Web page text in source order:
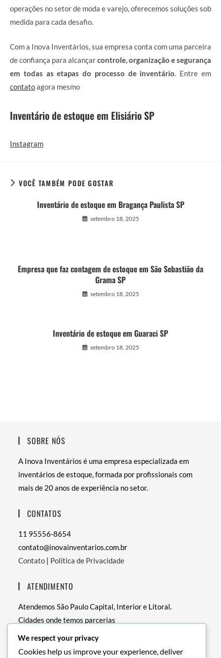
operações no setor de moda e varejo, oferecemos soluções sob
medida para cada desafio.
Com a Inova Inventários, sua empresa conta com uma parceira
de confiança para alcançarcontrole, organização e segurança
em todas as etapas do processo de inventário . Entre em
contatoagora mesmo
Inventário de estoque em Elisiário SP
Instagram
VOCÊ TAMBÉM PODE GOSTAR
Inventário de estoque em Bragança Paulista SP
setembro 18, 2025
Empresa que faz contagem de estoque em São Sebastião da
Grama SP
setembro 18, 2025
Inventário de estoque em Guaraci SP
setembro 18, 2025
SOBRE NÓS
A Inova Inventários é uma empresa especializada em
inventários de estoque, formada por profissionais com
mais de 20 anos de experiência no setor.
CONTATOS
11 95556-8654
contato@inovainventarios.com.br
Contato | Política de Privacidade
ATENDIMENTO
Atendemos São Paulo Capital, Interior e Litoral.
Cidades onde temos parcerias
• RJ – Rio de Janeiro
We respect your privacy
Cookies help us improve your experience, deliver